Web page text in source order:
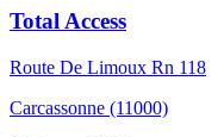
Total Access
Route De Limoux Rn 118
Carcassonne (11000)